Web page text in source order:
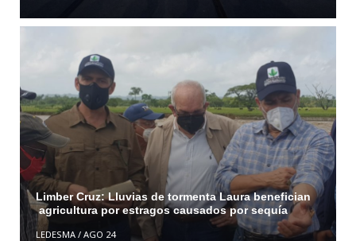
Limber Cruz: Lluvias de tormenta Laura benefician
agricultura por estragos causados por sequía
LEDESMA/ AGO 24